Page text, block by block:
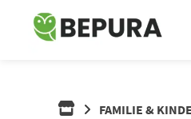
Springe
FAMILIE &